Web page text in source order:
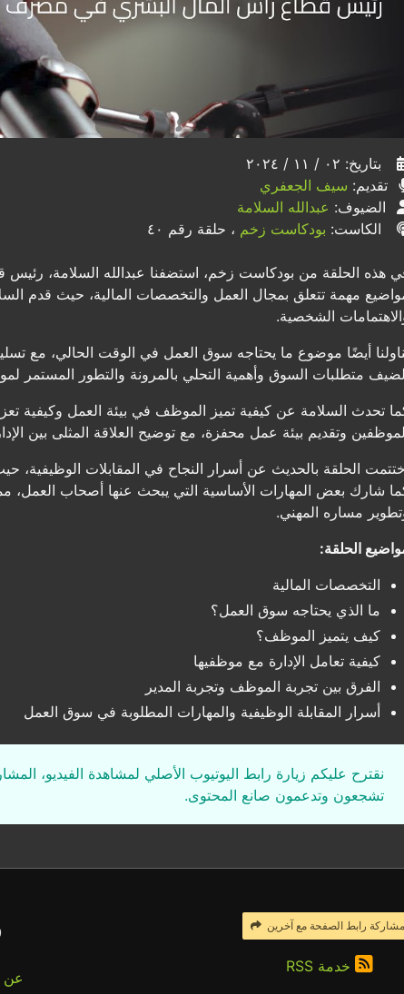
بتاريخ: ٠٢ / ١١ / ٢٠٢٤
تقديم: سيف الجعفري
الضيوف: عبدالله السلامة
الكاست: بودكاست زخم ، حلقة رقم ٤٠
هذه الحلقة من بودكاست زخم، استضفنا عبدالله السلامة،
مهمة تتعلق بمجال العمل والتخصصات المالية، حيث قدم
الشخصية.
أيضًا موضوع ما يحتاجه سوق العمل في الوقت الحالي، مع
متطلبات السوق وأهمية التحلي بالمرونة والتطور المستمر
تحدث السلامة عن كيفية تميز الموظف في بيئة العمل وكيفية
وتقديم بيئة عمل محفزة، مع توضيح العلاقة المثلى بين
الحلقة بالحديث عن أسرار النجاح في المقابلات الوظيفية،
شارك بعض المهارات الأساسية التي يبحث عنها أصحاب
مساره المهني.
الحلقة:
التخصصات المالية
ما الذي يحتاجه سوق العمل؟
كيف يتميز الموظف؟
كيفية تعامل الإدارة مع موظفيها
الفرق بين تجربة الموظف وتجربة المدير
أسرار المقابلة الوظيفية والمهارات المطلوبة في سوق العمل
نقترح عليكم زيارة رابط اليوتيوب الأصلي لمشاهدة الفيديو،
تشجعون وتدعمون صانع المحتوى.
مشاركة رابط الصفحة مع آخرين
خدمة RSS
عن